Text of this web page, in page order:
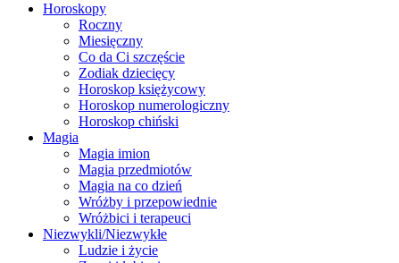
Horoskopy
Roczny
Miesięczny
Co da Ci szczęście
Zodiak dziecięcy
Horoskop księżycowy
Horoskop numerologiczny
Horoskop chiński
Magia
Magia imion
Magia przedmiotów
Magia na co dzień
Wróżby i przepowiednie
Wróżbici i terapeuci
Niezwykli/Niezwykłe
Ludzie i życie